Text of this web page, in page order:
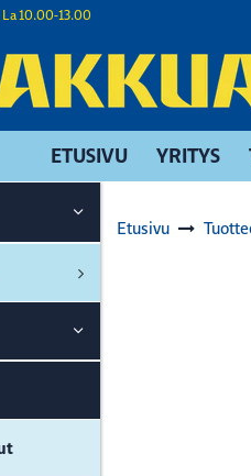
La 10.00-13.00
ETUSIVU YRITYS
Etusivu